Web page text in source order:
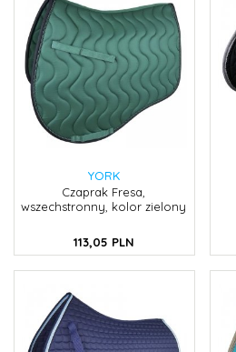
YORK
Czaprak Fresa,
wszechstronny, kolor zielony
113,05 PLN